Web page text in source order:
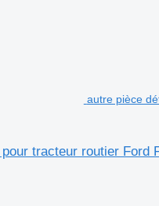
autre pièce
tracteur routier Ford